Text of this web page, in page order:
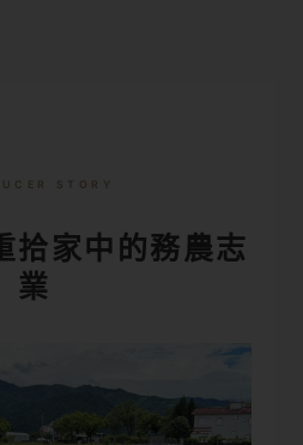
STORY
拾家中的務農志
業